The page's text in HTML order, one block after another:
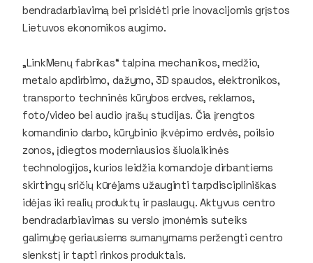
bendradarbiavimą bei prisidėti prie inovacijomis grįstos
Lietuvos ekonomikos augimo.
„LinkMenų fabrikas“ talpina mechanikos, medžio,
metalo apdirbimo, dažymo, 3D spaudos, elektronikos,
transporto techninės kūrybos erdves, reklamos,
foto/video bei audio įrašų studijas. Čia įrengtos
komandinio darbo, kūrybinio įkvėpimo erdvės, poilsio
zonos, įdiegtos moderniausios šiuolaikinės
technologijos, kurios leidžia komandoje dirbantiems
skirtingų sričių kūrėjams užauginti tarpdiscipliniškas
idėjas iki realių produktų ir paslaugų. Aktyvus centro
bendradarbiavimas su verslo įmonėmis suteiks
galimybę geriausiems sumanymams peržengti centro
slenkstį ir tapti rinkos produktais.